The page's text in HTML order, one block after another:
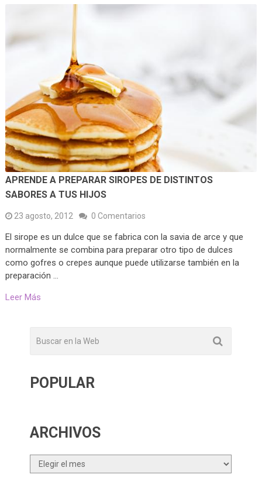
APRENDE A PREPARAR SIROPES DE DISTINTOS
SABORES A TUS HIJOS
23 agosto, 2012 0 Comentarios
El sirope es un dulce que se fabrica con la savia de arce y que
normalmente se combina para preparar otro tipo de dulces
como gofres o crepes aunque puede utilizarse también en la
preparación …
Leer Más
POPULAR
ARCHIVOS
Archivos